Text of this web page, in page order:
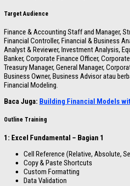
Target Audience
Finance & Accounting Staff and Manager,
Financial Controller, Financial & Business
Analyst & Reviewer, Investment Analysis,
Banker, Corporate Finance Officer,
Treasury Manager, General Manager,
Business Owner, Business Advisor atau
Financial Modeling.
Baca Juga: Building Financial Models
Outline Training
1: Excel Fundamental – Bagian 1
Cell Reference (Relative, Absolute,
Copy & Paste Shortcuts
Custom Formatting
Data Validation